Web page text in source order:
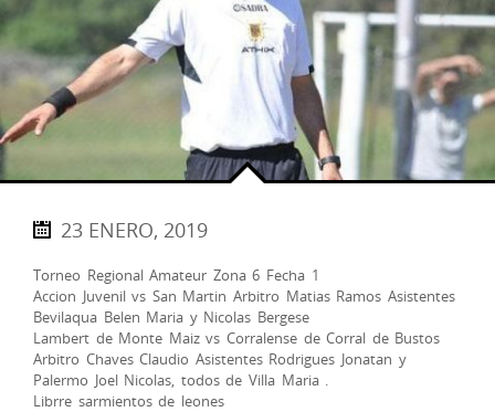
23 ENERO, 2019
Torneo Regional Amateur Zona 6 Fecha 1
Accion Juvenil vs San Martin Arbitro Matias Ramos Asistentes
Bevilaqua Belen Maria y Nicolas Bergese
Lambert de Monte Maiz vs Corralense de Corral de Bustos
Arbitro Chaves Claudio Asistentes Rodrigues Jonatan y
Palermo Joel Nicolas, todos de Villa Maria .
Librre sarmientos de leones